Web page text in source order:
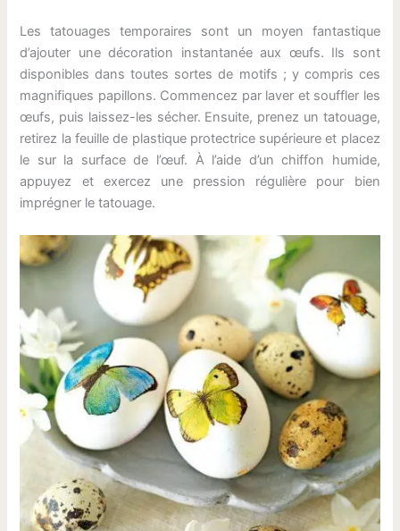
Les tatouages temporaires sont un moyen fantastique
d’ajouter une décoration instantanée aux œufs. Ils sont
disponibles dans toutes sortes de motifs ; y compris ces
magnifiques papillons. Commencez par laver et souffler les
œufs, puis laissez-les sécher. Ensuite, prenez un tatouage,
retirez la feuille de plastique protectrice supérieure et placez
le sur la surface de l’œuf. À l’aide d’un chiffon humide,
appuyez et exercez une pression régulière pour bien
imprégner le tatouage.